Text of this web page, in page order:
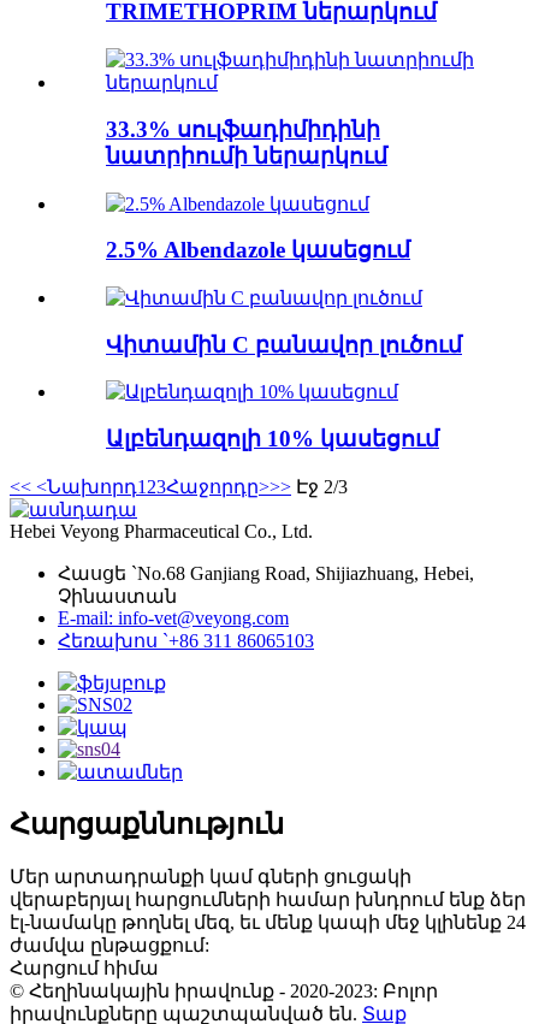
TRIMETHOPRIM ներարկում
33.3% սուլֆադիմիդինի
նատրիումի ներարկում
2.5% Albendazole կասեցում
Վիտամին C բանավոր լուծում
Ալբենդազոլի 10% կասեցում
<< <Նախորդ1 23Հաջորդը>>> Էջ 2/3
Hebei Veyong Pharmaceutical Co., Ltd.
Հասցե `No.68 Ganjiang Road, Shijiazhuang, Hebei,
Չինաստան
E-mail: info-vet@veyong.com
Հեռախոս `+86 311 86065103
Հարցաքննություն
Մեր արտադրանքի կամ գների ցուցակի
վերաբերյալ հարցումների համար խնդրում ենք ձեր
էլ-նամակը թողնել մեզ, եւ մենք կապի մեջ կլինենք 24
ժամվա ընթացքում:
Հարցում հիմա
© Հեղինակային իրավունք - 2020-2023: Բոլոր
իրավունքները պաշտպանված են. Տաք